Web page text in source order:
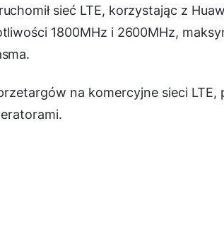
sieć LTE, korzystając z
1800MHz i 2600MHz,
na komercyjne sieci LTE,